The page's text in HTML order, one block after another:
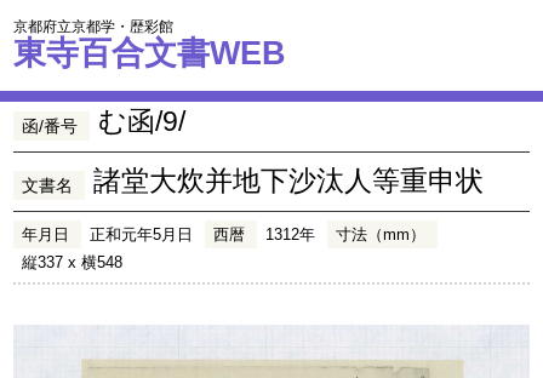
京都府立京都学・歴彩館
東寺百合文書WEB
函/番号 む函/9/
文書名 諸堂大炊并地下沙汰人等重申状
年月日 正和元年5月日 西暦 1312年
寸法（mm）
縦337 x 横548